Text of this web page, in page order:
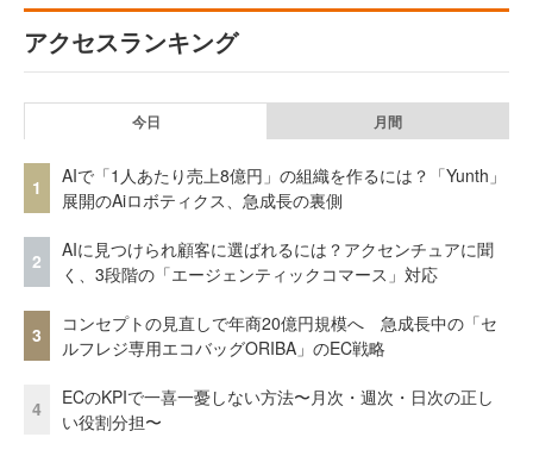
アクセスランキング
今日 月間
1
AIで「1人あたり売上8億円」の組織を作るには？「Yunth」
展開のAiロボティクス、急成長の裏側
2
AIに見つけられ顧客に選ばれるには？アクセンチュアに聞
く、3段階の「エージェンティックコマース」対応
3
コンセプトの見直しで年商20億円規模へ 急成長中の「セ
ルフレジ専用エコバッグORIBA」のEC戦略
4
ECのKPIで一喜一憂しない方法〜月次・週次・日次の正し
い役割分担〜